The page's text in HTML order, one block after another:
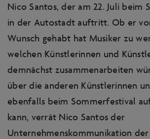
Nico Santos, der am 22. Juli beim
in der Autostadt auftritt. Ob er
Wunsch gehabt hat Musiker zu
welchen Künstlerinnen und
demnächst zusammenarbeiten
über die anderen Künstlerinnen
ebenfalls beim Sommerfestival
kann, verrät Nico Santos der
Unternehmenskommunikation